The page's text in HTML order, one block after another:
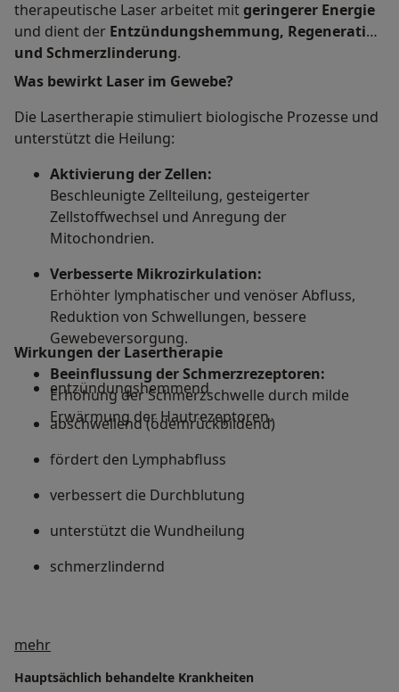
therapeutische Laser arbeitet mitgeringerer Energie
und dient der Entzündungshemmung, Regeneration
und Schmerzlinderung.
Was bewirkt Laser im Gewebe?
Die Lasertherapie stimuliert biologische Prozesse und
unterstützt die Heilung:
Aktivierung der Zellen:
Beschleunigte Zellteilung, gesteigerter
Zellstoffwechsel und Anregung der
Mitochondrien.
Verbesserte Mikrozirkulation:
Erhöhter lymphatischer und venöser Abfluss,
Reduktion von Schwellungen, bessere
Gewebeversorgung.
Beeinflussung der Schmerzrezeptoren:
Erhöhung der Schmerzschwelle durch milde
Erwärmung der Hautrezeptoren.
Wirkungen der Lasertherapie
entzündungshemmend
abschwellend (ödemrückbildend)
fördert den Lymphabfluss
verbessert die Durchblutung
unterstützt die Wundheilung
schmerzlindernd
mehrÜber mich
Hauptsächlich behandelte Krankheiten